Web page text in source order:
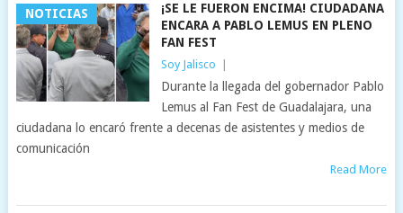
NOTICIAS
¡SE LE FUERON ENCIMA! CIUDADANA
ENCARA A PABLO LEMUS EN PLENO
FAN FEST
Soy Jalisco
Durante la llegada del gobernador Pablo
Lemus al Fan Fest de Guadalajara, una
ciudadana lo encaró frente a decenas de asistentes y medios de
comunicación
Read More